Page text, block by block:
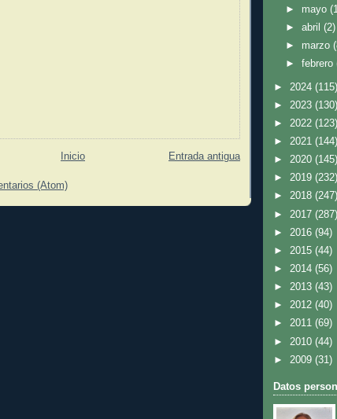
Entrada antigua
Inicio
(Atom)
► mayo
►abril(2)
► marzo
►febrero
► 2024 (115)
► 2023 (130)
► 2022 (123)
► 2021 (144)
► 2020 (145)
► 2019 (232)
► 2018 (247)
► 2017 (287)
► 2016 (94)
► 2015 (44)
► 2014 (56)
► 2013 (43)
► 2012 (40)
► 2011 (69)
► 2010 (44)
► 2009 (31)
Datos